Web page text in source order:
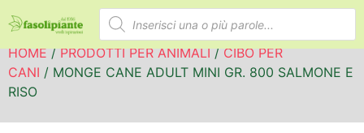
HOME/PRODOTTI PER ANIMALI/CIBO PER
CANI / MONGE CANE ADULT MINI GR. 800 SALMONE E
RISO